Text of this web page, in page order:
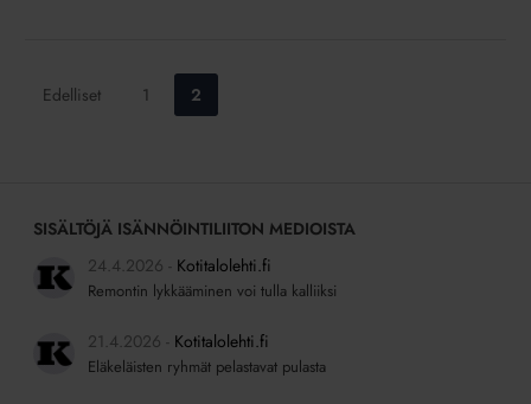
Edelliset
Siirry
sivulle:
1
Siirry
sivulle:
2
SISÄLTÖJÄ ISÄNNÖINTILIITON MEDIOISTA
24.4.2026
Kotitalolehti.fi
Remontin lykkääminen voi tulla kalliiksi
21.4.2026 Kotitalolehti.fi
Eläkeläisten ryhmät pelastavat pulasta